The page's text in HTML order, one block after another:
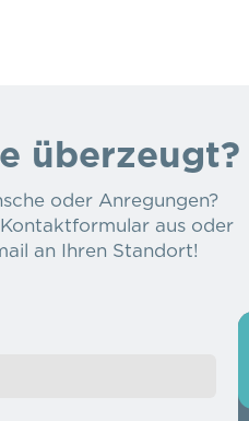
überzeugt?
oder Anregungen?
aus oder
an Ihren Standort!